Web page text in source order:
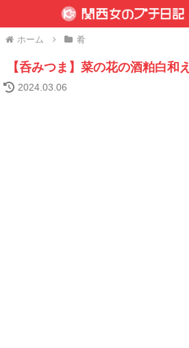
ホーム 肴
【呑みつま】菜の花の酒粕白和え
2024.03.06